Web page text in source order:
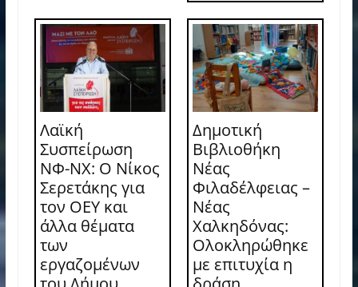
Λαϊκή
Συσπείρωση
ΝΦ-ΝΧ: O Νίκος
Σερετάκης για
τον ΟΕΥ και
άλλα θέματα
των
εργαζομένων
Δημοτική
Βιβλιοθήκη
Νέας
Φιλαδέλφειας –
Νέας
Χαλκηδόνας:
Ολοκληρώθηκε
με επιτυχία η